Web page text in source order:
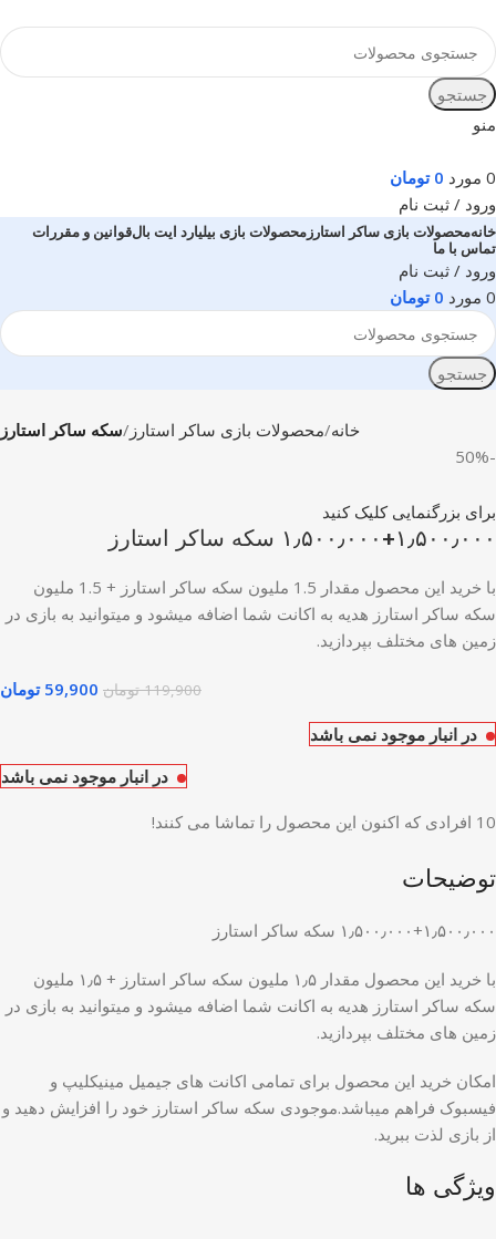
جستجو
منو
0 مورد 0 تومان
ورود / ثبت نام
خانهمحصولات بازی ساکر استارز محصولات بازی بیلیارد ایت بالقوانین و مقررات
تماس با ما
ورود / ثبت نام
0 مورد 0 تومان
جستجو
خانه محصولات بازی ساکر استارز سکه ساکر استارز
-50%
برای بزرگنمایی کلیک کنید
۱٫۵۰۰٫۰۰۰+۱٫۵۰۰٫۰۰۰ سکه ساکر استارز
با خرید این محصول مقدار 1.5 ملیون سکه ساکر استارز + 1.5 ملیون
سکه ساکر استارز هدیه به اکانت شما اضافه میشود و میتوانید به بازی در
زمین های مختلف بپردازید.
119,900 تومان 59,900 تومان
در انبار موجود نمی باشد
در انبار موجود نمی باشد
10 افرادی که اکنون این محصول را تماشا می کنند!
توضیحات
۱٫۵۰۰٫۰۰۰+۱٫۵۰۰٫۰۰۰ سکه ساکر استارز
با خرید این محصول مقدار ۱٫۵ ملیون سکه ساکر استارز + ۱٫۵ ملیون
سکه ساکر استارز هدیه به اکانت شما اضافه میشود و میتوانید به بازی در
زمین های مختلف بپردازید.
امکان خرید این محصول برای تمامی اکانت های جیمیل مینیکلیپ و
فیسبوک فراهم میباشد.موجودی سکه ساکر استارز خود را افزایش دهید و
از بازی لذت ببرید.
ویژگی ها